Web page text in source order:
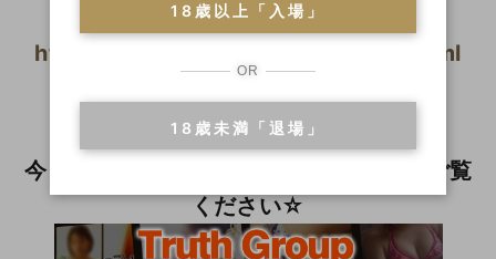
http://www.soapfun.net/vs/index.html
◆ MOVIE ◆
（コンパニオン動画紹介）
今まででは見られなかった動く彼女達をご覧
ください☆
18歳以上「入場」
OR
18歳未満「退場」